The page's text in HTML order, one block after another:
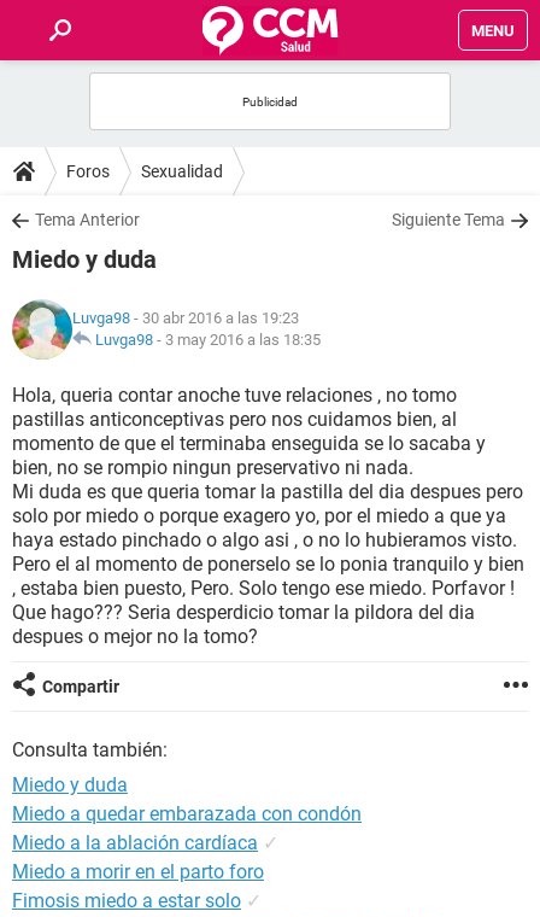
MENU
FOROS
SALUD
NUTRICIÓN
BIENESTAR
SEXUALIDAD
GLOSARIO
Foros Sexualidad
Tema Anterior Siguiente Tema
Miedo y duda
Luvga98 - 30 abr 2016 a las 19:23
Luvga98 - 3 may 2016 a las 18:35
Hola, queria contar anoche tuve relaciones , no tomo
pastillas anticonceptivas pero nos cuidamos bien, al
momento de que el terminaba enseguida se lo sacaba y
bien, no se rompio ningun preservativo ni nada.
Mi duda es que queria tomar la pastilla del dia despues pero
solo por miedo o porque exagero yo, por el miedo a que ya
haya estado pinchado o algo asi , o no lo hubieramos visto.
Pero el al momento de ponerselo se lo ponia tranquilo y bien
, estaba bien puesto, Pero. Solo tengo ese miedo. Porfavor !
Que hago??? Seria desperdicio tomar la pildora del dia
despues o mejor no la tomo?
Compartir
Consulta también:
Miedo y duda
Miedo a quedar embarazada con condón
Miedo a la ablación cardíaca ✓
Miedo a morir en el parto foro
Fimosis miedo a estar solo ✓